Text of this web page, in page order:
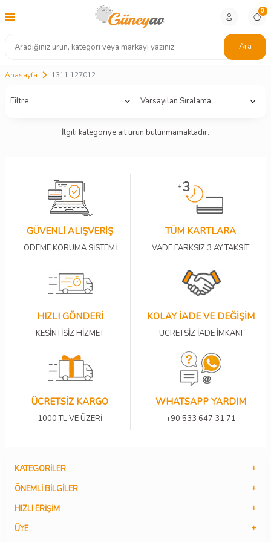
Ara
0
Anasayfa 1311.127012
Filtre
İlgili kategoriye ait ürün bulunmamaktadır.
GÜVENLİ ALIŞVERİŞ
ÖDEME KORUMA SİSTEMİ
TÜM KARTLARA
VADE FARKSIZ 3 AY TAKSİT
HIZLI GÖNDERİ
KESİNTİSİZ HİZMET
KOLAY İADE VE DEĞİŞİM
ÜCRETSİZ İADE İMKANI
ÜCRETSİZ KARGO
1000 TL VE ÜZERİ
WHATSAPP YARDIM
+90 533 647 31 71
KATEGORILER
ÖNEMLI BILGILER
HIZLI ERIŞIM
ÜYE